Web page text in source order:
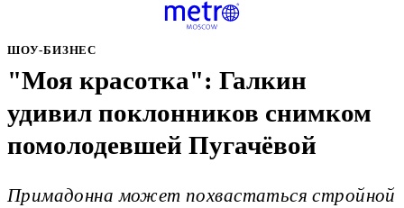
ШОУ-БИЗНЕС
"Моя красотка": Галкин
удивил поклонников снимком
помолодевшей Пугачёвой
Примадонна может похвастаться стройной